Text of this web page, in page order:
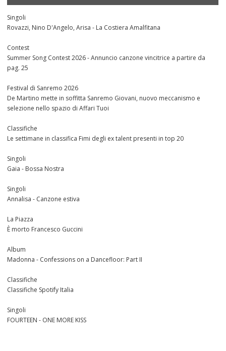
Singoli
Rovazzi, Nino D'Angelo, Arisa - La Costiera Amalfitana
Contest
Summer Song Contest 2026 - Annuncio canzone vincitrice a partire da
pag. 25
Festival di Sanremo 2026
De Martino mette in soffitta Sanremo Giovani, nuovo meccanismo e
selezione nello spazio di Affari Tuoi
Classifiche
Le settimane in classifica Fimi degli ex talent presenti in top 20
Singoli
Gaia - Bossa Nostra
Singoli
Annalisa - Canzone estiva
La Piazza
È morto Francesco Guccini
Album
Madonna - Confessions on a Dancefloor: Part II
Classifiche
Classifiche Spotify Italia
Singoli
FOURTEEN - ONE MORE KISS